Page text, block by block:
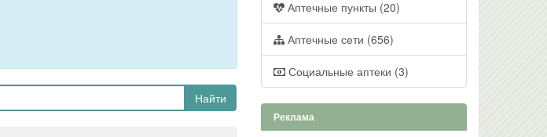
Найти
Аптечные пункты (20)
Аптечные сети (656)
Социальные аптеки (3)
Реклама